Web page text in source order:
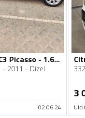
Citroen - C3 Picasso - 1.6hdi
2011 Dizel
02.06.24
3